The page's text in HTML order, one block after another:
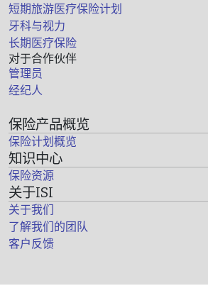
短期旅游医疗保险计划
牙科与视力
长期医疗保险
对于合作伙伴
管理员
经纪人
保险产品概览
保险计划概览
知识中心
保险资源
关于ISI
关于我们
了解我们的团队
客户反馈